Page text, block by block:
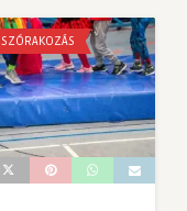
SZÓRAKOZÁS